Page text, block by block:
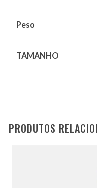
Peso
TAMANHO
PRODUTOS